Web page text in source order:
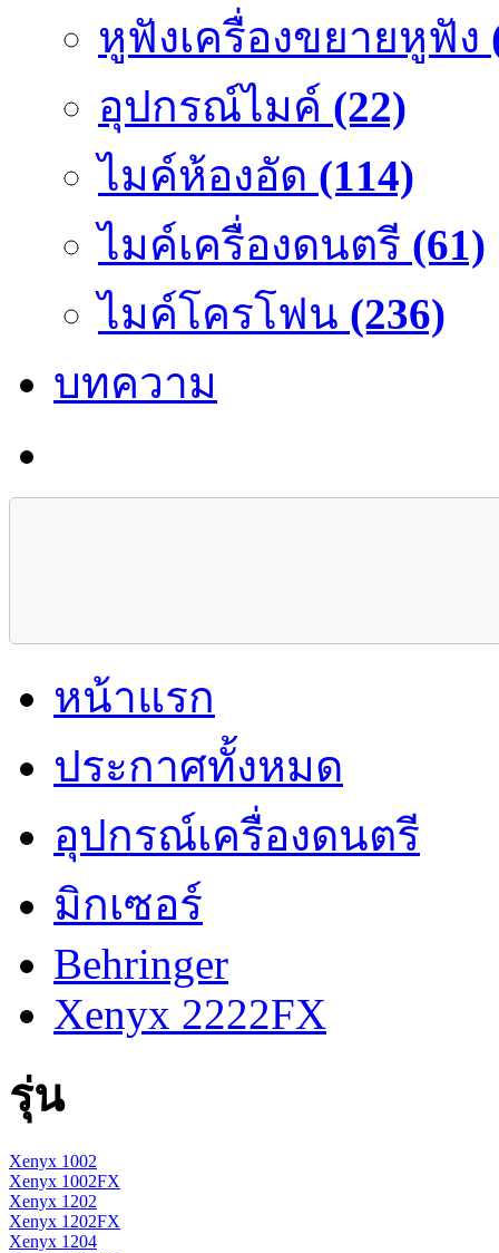
หูฟังเครื่องขยายหูฟัง
อุปกรณ์ไมค์ (22)
ไมค์ห้องอัด (114)
ไมค์เครื่องดนตรี (61)
ไมค์โครโฟน (236)
บทความ
หน้าแรก
ประกาศทั้งหมด
อุปกรณ์เครื่องดนตรี
มิกเซอร์
Behringer
Xenyx 2222FX
รุ่น
Xenyx 1002
Xenyx 1002FX
Xenyx 1202
Xenyx 1202FX
Xenyx 1204